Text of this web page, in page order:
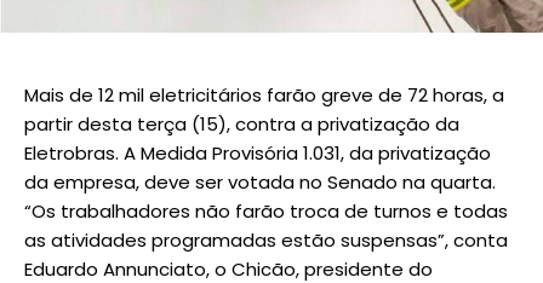
Mais de 12 mil eletricitários farão greve de 72 horas, a
partir desta terça (15), contra a privatização da
Eletrobras. A Medida Provisória 1.031, da privatização
da empresa, deve ser votada no Senado na quarta.
“Os trabalhadores não farão troca de turnos e todas
as atividades programadas estão suspensas”, conta
Eduardo Annunciato, o Chicão, presidente do